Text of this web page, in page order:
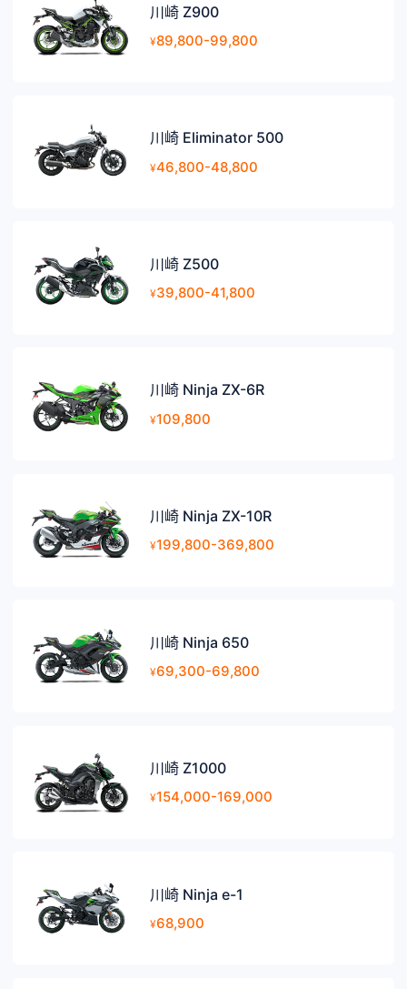
川崎 Z900
¥89,800-99,800
川崎 Eliminator 500
¥46,800-48,800
川崎 Z500
¥39,800-41,800
川崎 Ninja ZX-6R
¥109,800
川崎 Ninja ZX-10R
¥199,800-369,800
川崎 Ninja 650
¥69,300-69,800
川崎 Z1000
¥154,000-169,000
川崎 Ninja e-1
¥68,900